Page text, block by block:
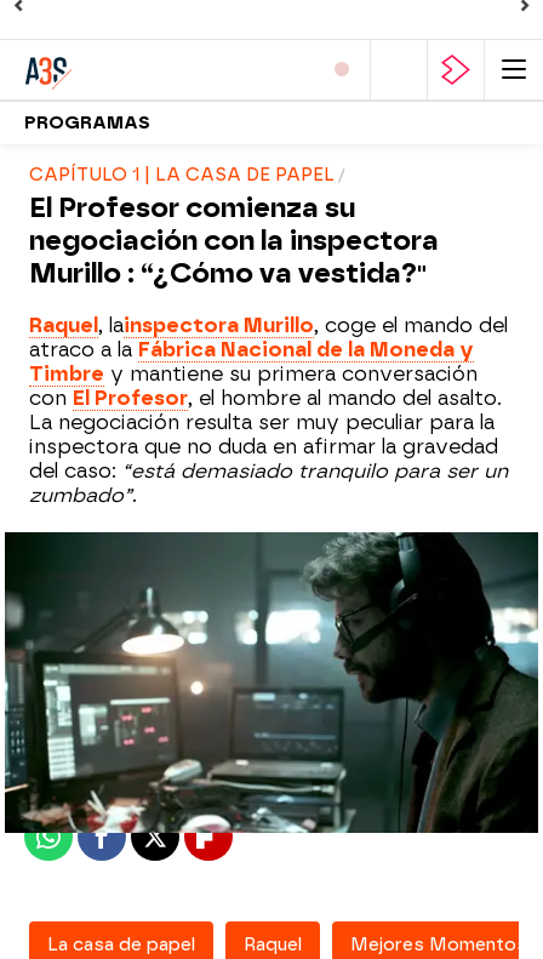
PROGRAMAS
CAPÍTULO 1 | LA CASA DE PAPEL
El Profesor comienza su
negociación con la inspectora
Murillo : “¿Cómo va vestida?"
Raquel , lainspectora Murillo, coge el mando del
atraco a la Fábrica Nacional de la Moneda y
Timbre y mantiene su primera conversación
con El Profesor, el hombre al mando del asalto.
La negociación resulta ser muy peculiar para la
inspectora que no duda en afirmar la gravedad
del caso: “está demasiado tranquilo para ser un
zumbado”.
atreseries
Madrid
Publicado:20 de abril de 2018, 19:15
WhatsappFacebook
X Flipboard
La casa de papel Raquel Mejores Momentos